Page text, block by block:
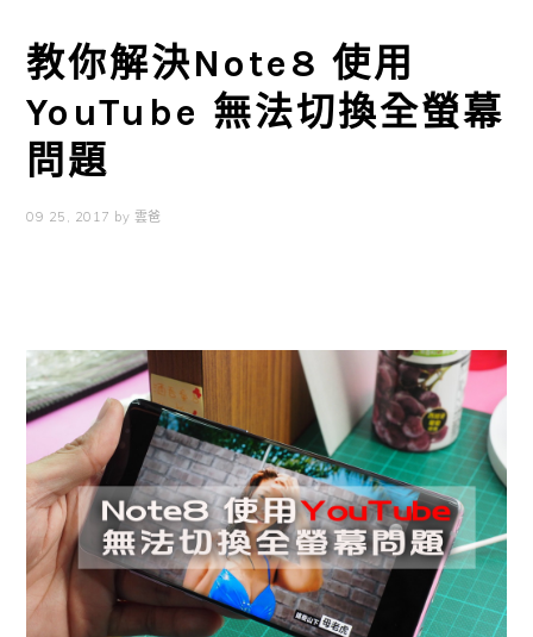
教你解決Note8 使用
YouTube 無法切換全螢幕
問題
09 25, 2017 by 雲爸